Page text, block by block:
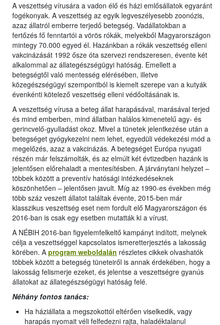
A veszettség vírusára a vadon élő és házi emlősállatok egyaránt
fogékonyak. A veszettség az egyik legveszélyesebb zoonózis,
azaz állatról emberre terjedő betegség. Vadállatokban a
fertőzés fő fenntartói a vörös rókák, melyekből Magyarországon
mintegy 70.000 egyed él. Hazánkban a rókák veszettség elleni
vakcinázását 1992 ősze óta szervezi rendszeresen, évente két
alkalommal az állategészségügyi hatóság. Emellett a
betegségtől való mentesség elérésében, illetve
közegészségügyi szempontból is kiemelt szerepe van a kutyák
évenkénti kötelező veszettség elleni védőoltásának is.
A veszettség vírusa a beteg állat harapásával, marásával terjed
és mind emberben, mind állatban halálos kimenetelű agy- és
gerincvelő-gyulladást okoz. Mivel a tünetek jelentkezése után a
betegséget gyógykezelni nem lehet, egyedüli védekezési mód a
megelőzés, azaz a vakcinázás. A betegséget Európa nyugati
részén már felszámolták, és az elmúlt két évtizedben hazánk is
jelentősen előrehaladt a mentesítésben. A járványtani helyzet –
többek között a preventív hatósági intézkedéseknek
köszönhetően – jelentősen javult. Míg az 1990-es években még
több száz veszett állatot találtak évente, 2015-ben már
klasszikus veszettség eset nem fordult elő Magyarországon és
2016-ban is csak egy esetben mutatták ki a vírust.
A NÉBIH 2016-ban figyelemfelkeltő kampányt indított, melynek
célja a veszettséggel kapcsolatos ismeretterjesztés a lakosság
körében. A program weboldalán részletes cikkek olvashatók
többek között a betegség tüneteiről is annak érdekében, hogy a
lakosság felismerje ezeket, és jelentse a veszettségre gyanús
állatokat az állategészségügyi hatóság felé.
Néhány fontos tanács:
Ha háziállata a megszokottól eltérően viselkedik, vagy
harapás nyomait véli felfedezni rajta, haladéktalanul